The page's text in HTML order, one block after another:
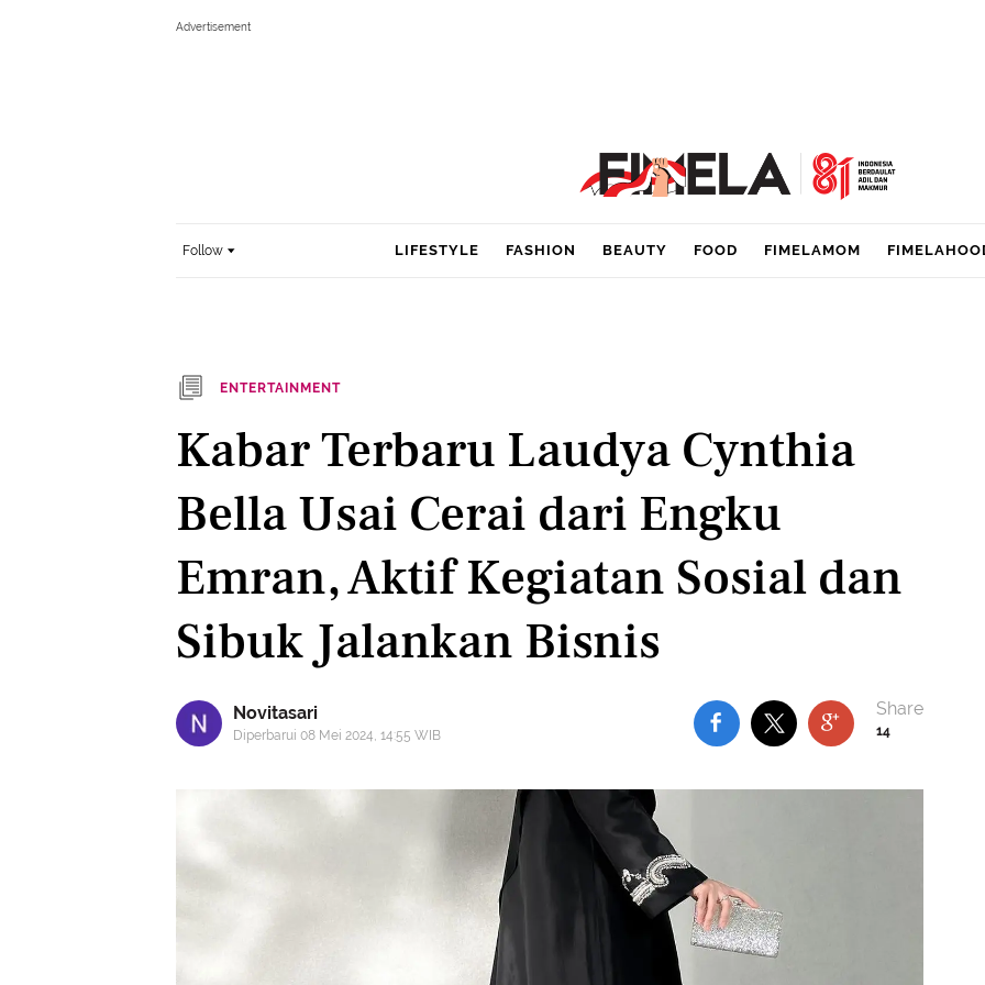
Follow LIFESTYLE FASHION BEAUTY FOOD FIMELAMOM
ENTERTAINMENT
Kabar Terbaru Laudya Cynthia
Bella Usai Cerai dari Engku
Emran, Aktif Kegiatan Sosial dan
Sibuk Jalankan Bisnis
Novitasari
Diperbarui 08 Mei 2024, 14:55 WIB 14